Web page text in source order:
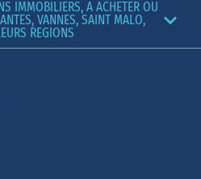
IMMOBILIERS, A ACHETER OU
VANNES, SAINT MALO,
REGIONS